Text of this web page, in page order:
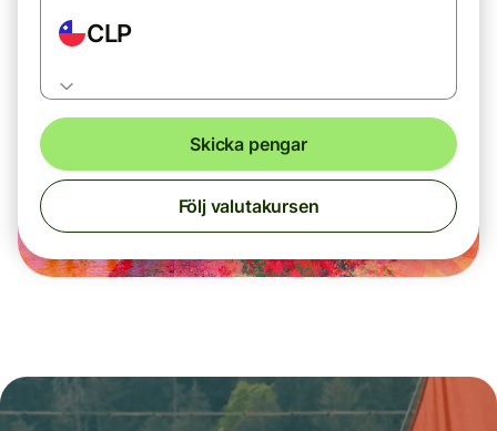
CLP
Skicka pengar
Följ valutakursen